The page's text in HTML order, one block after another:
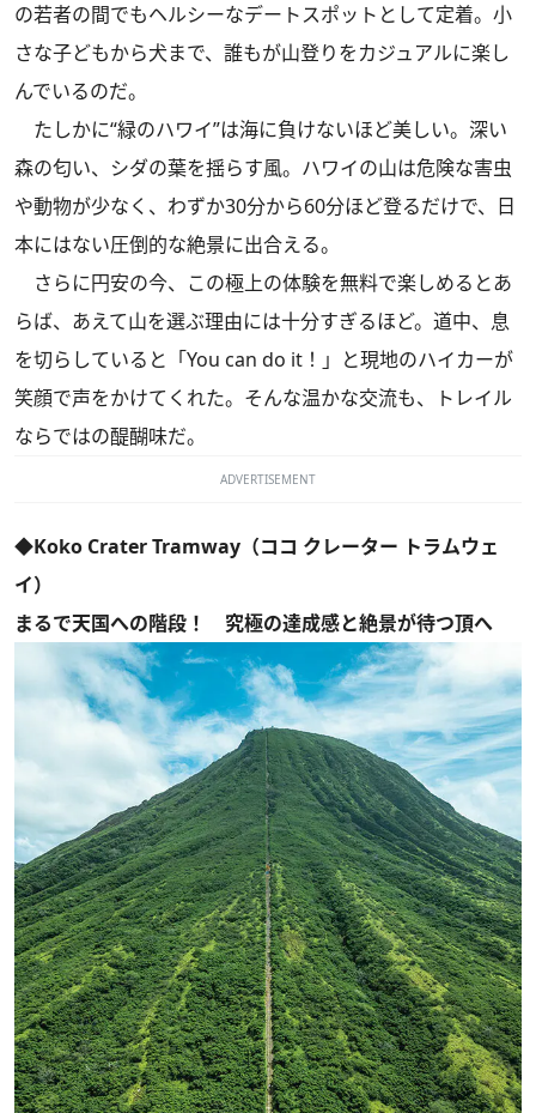
の若者の間でもヘルシーなデートスポットとして定着。小
さな子どもから犬まで、誰もが山登りをカジュアルに楽し
んでいるのだ。
たしかに“緑のハワイ”は海に負けないほど美しい。深い
森の匂い、シダの葉を揺らす風。ハワイの山は危険な害虫
や動物が少なく、わずか30分から60分ほど登るだけで、日
本にはない圧倒的な絶景に出合える。
さらに円安の今、この極上の体験を無料で楽しめるとあ
らば、あえて山を選ぶ理由には十分すぎるほど。道中、息
を切らしていると「You can do it！」と現地のハイカーが
笑顔で声をかけてくれた。そんな温かな交流も、トレイル
ならではの醍醐味だ。
ADVERTISEMENT
◆Koko Crater Tramway（ココ クレーター トラムウェ
イ）
まるで天国への階段！ 究極の達成感と絶景が待つ頂へ